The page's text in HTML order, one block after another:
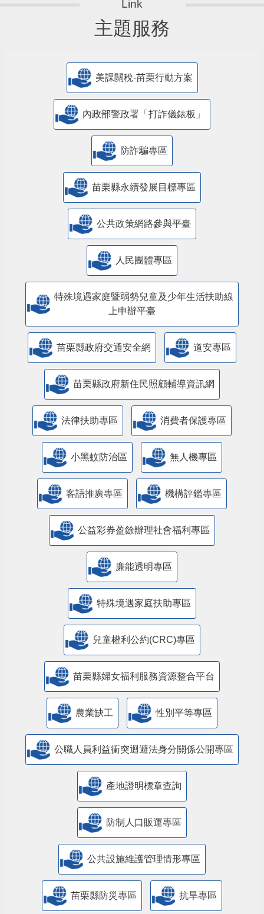
主題服務
美課關稅-苗栗行動方案
內政部警政署「打詐儀錶板」
防詐騙專區
苗栗縣永續發展目標專區
公共政策網路參與平臺
人民團體專區
特殊境遇家庭暨弱勢兒童及少年生活扶助線
上申辦平臺
苗栗縣政府交通安全網 道安專區
苗栗縣政府新住民照顧輔導資訊網
法律扶助專區 消費者保護專區
小黑蚊防治區 無人機專區
客語推廣專區 機構評鑑專區
公益彩券盈餘辦理社會福利專區
廉能透明專區
特殊境遇家庭扶助專區
兒童權利公約(CRC)專區
苗栗縣婦女福利服務資源整合平台
農業缺工 性別平等專區
公職人員利益衝突迴避法身分關係公開專區
產地證明標章查詢
防制人口販運專區
​公共設施維護管理情形專區
苗栗縣防災專區 抗旱專區